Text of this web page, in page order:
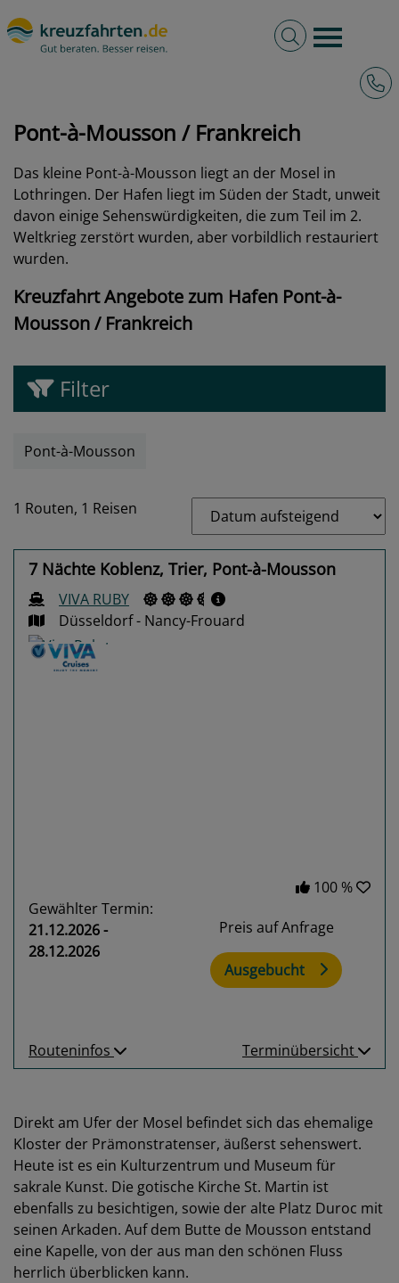
Burger
Volltextsuche
Pont-à-Mousson / Frankreich
Das kleine Pont-à-Mousson liegt an der Mosel in
Lothringen. Der Hafen liegt im Süden der Stadt, unweit
davon einige Sehenswürdigkeiten, die zum Teil im 2.
Weltkrieg zerstört wurden, aber vorbildlich restauriert
wurden.
Kreuzfahrt Angebote zum Hafen Pont-à-
Mousson / Frankreich
Filter
Pont-à-Mousson
1 Routen, 1 Reisen
7 Nächte Koblenz, Trier, Pont-à-Mousson
VIVA RUBY
Düsseldorf - Nancy-Frouard
100 %
Gewählter Termin:
21.12.2026 -
28.12.2026
Preis auf Anfrage
Ausgebucht
Routeninfos Terminübersicht
Direkt am Ufer der Mosel befindet sich das ehemalige
Kloster der Prämonstratenser, äußerst sehenswert.
Heute ist es ein Kulturzentrum und Museum für
sakrale Kunst. Die gotische Kirche St. Martin ist
ebenfalls zu besichtigen, sowie der alte Platz Duroc mit
seinen Arkaden. Auf dem Butte de Mousson entstand
eine Kapelle, von der aus man den schönen Fluss
herrlich überblicken kann.